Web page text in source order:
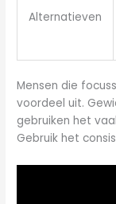
Alternatieven
Mensen die
voordeel uit.
gebruiken het
Gebruik het